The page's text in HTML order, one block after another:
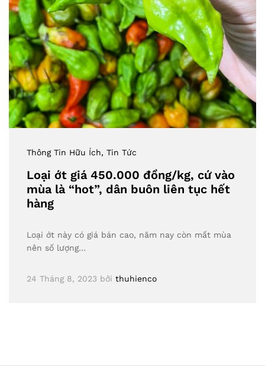
Thông Tin Hữu Ích, Tin Tức
Loại ớt giá 450.000 đồng/kg, cứ vào
mùa là “hot”, dân buôn liên tục hết
hàng
Loại ớt này có giá bán cao, năm nay còn mất mùa
nên số lượng…
24 Tháng 8, 2023 bởi thuhienco